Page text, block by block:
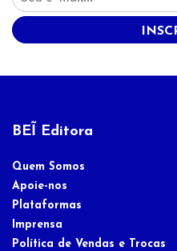
BEĨ Editora
Quem Somos
Apoie-nos
Plataformas
Imprensa
Política de Vendas e Trocas